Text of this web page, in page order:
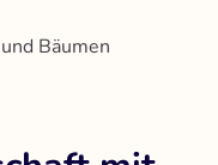
Bäumen